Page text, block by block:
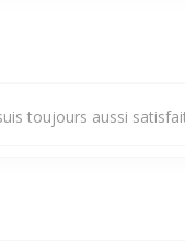
toujours aussi